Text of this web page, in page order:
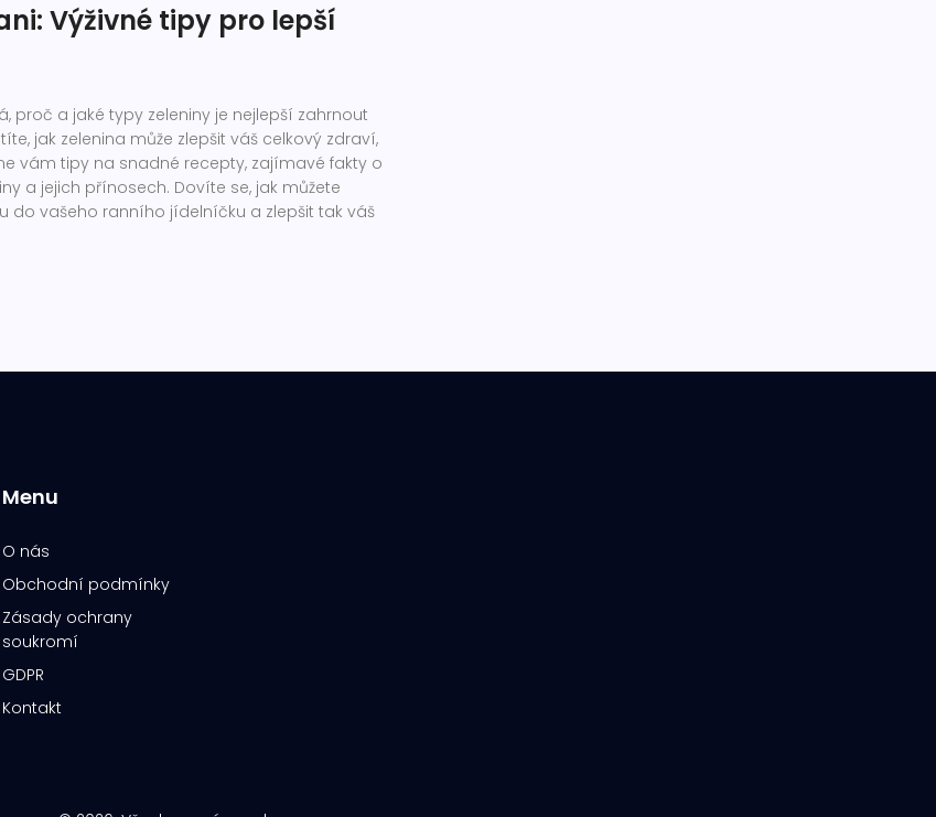
Výživné tipy pro lepší
proč a jaké typy zeleniny je nejlepší zahrnout
jak zelenina může zlepšit váš celkový zdraví,
vám tipy na snadné recepty, zajímavé fakty o
a jejich přínosech. Dovíte se, jak můžete
do vašeho ranního jídelníčku a zlepšit tak váš
Menu
O nás
Obchodní podmínky
Zásady ochrany
soukromí
GDPR
Kontakt